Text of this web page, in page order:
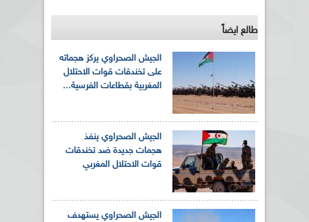
طالع ايضاً
الجيش الصحراوي يركز هجماته
على تخندقات قوات الاحتلال
المغربية بقطاعات الفرسية...
الجيش الصحراوي ينفذ
هجمات جديدة ضد تخندقات
قوات الاحتلال المغربي
الجيش الصحراوي يستهدف